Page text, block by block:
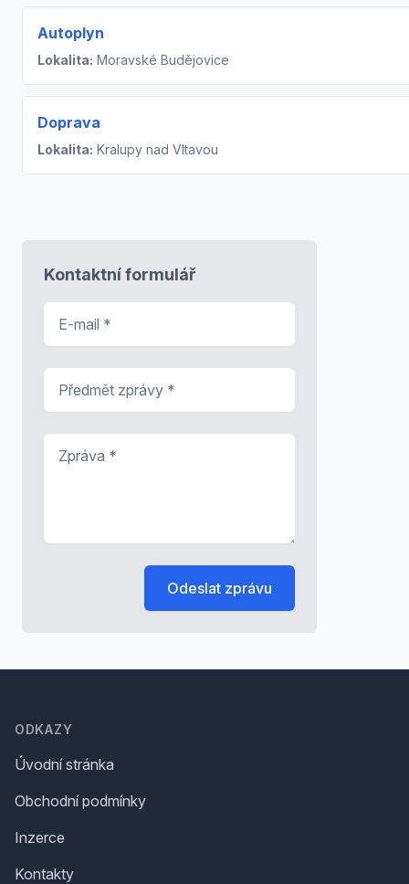
Autoplyn
Lokalita: Moravské Budějovice
Doprava
Lokalita: Kralupy nad Vltavou
Kontaktní formulář
Odeslat zprávu
ODKAZY
Úvodní stránka
Obchodní podmínky
Inzerce
Kontakty